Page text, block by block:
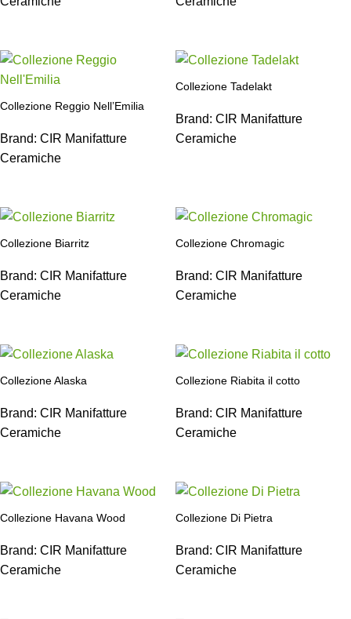
Collezione Reggio Nell’Emilia
Brand: CIR Manifatture
Ceramiche
Collezione Tadelakt
Brand: CIR Manifatture
Ceramiche
Collezione Biarritz
Brand: CIR Manifatture
Ceramiche
Collezione Chromagic
Brand: CIR Manifatture
Ceramiche
Collezione Alaska
Brand: CIR Manifatture
Ceramiche
Collezione Riabita il cotto
Brand: CIR Manifatture
Ceramiche
Collezione Havana Wood
Brand: CIR Manifatture
Ceramiche
Collezione Di Pietra
Brand: CIR Manifatture
Ceramiche